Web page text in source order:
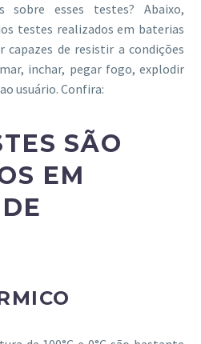
sobre esses testes? Abaixo,
testes realizados em baterias
capazes de resistir a condições
inchar, pegar fogo, explodir
usuário. Confira:
SÃO
EM